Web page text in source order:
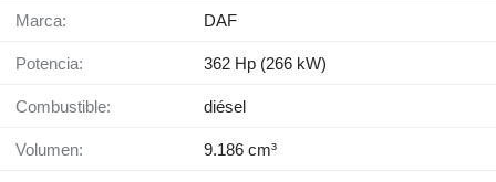
Marca: DAF
Potencia: 362 Hp (266 kW)
Combustible: diésel
Volumen: 9.186 cm³